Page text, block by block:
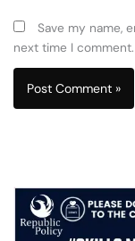
Save my name,
next time I comment.